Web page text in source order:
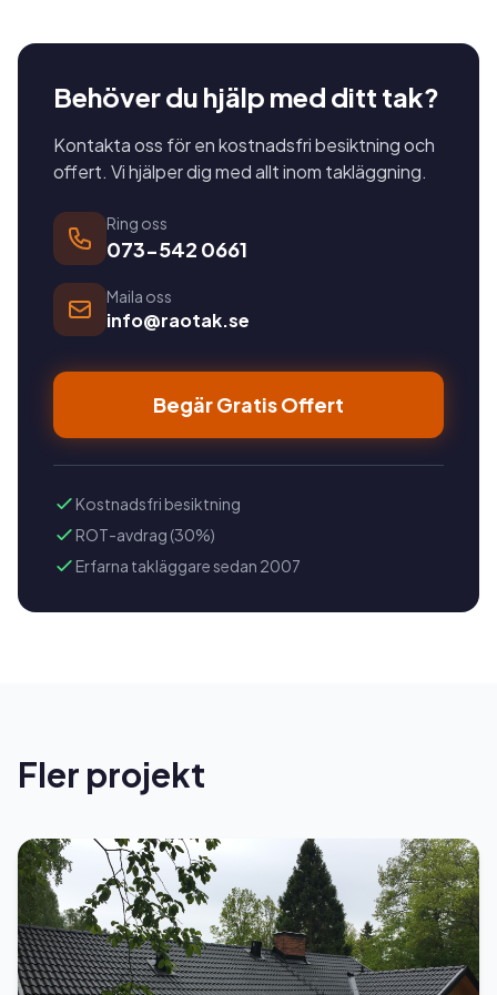
Behöver du hjälp med ditt tak?
Kontakta oss för en kostnadsfri besiktning och
offert. Vi hjälper dig med allt inom takläggning.
Ring oss
073-542 0661
Maila oss
info@raotak.se
Begär Gratis Offert
Kostnadsfri besiktning
ROT-avdrag (30%)
Erfarna takläggare sedan 2007
Fler projekt